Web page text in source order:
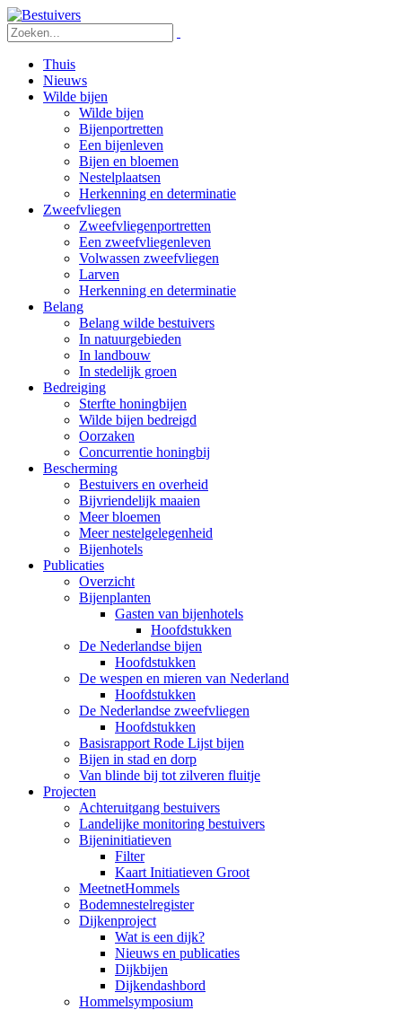
Thuis
Nieuws
Wilde bijen
Wilde bijen
Bijenportretten
Een bijenleven
Bijen en bloemen
Nestelplaatsen
Herkenning en determinatie
Zweefvliegen
Zweefvliegenportretten
Een zweefvliegenleven
Volwassen zweefvliegen
Larven
Herkenning en determinatie
Belang
Belang wilde bestuivers
In natuurgebieden
In landbouw
In stedelijk groen
Bedreiging
Sterfte honingbijen
Wilde bijen bedreigd
Oorzaken
Concurrentie honingbij
Bescherming
Bestuivers en overheid
Bijvriendelijk maaien
Meer bloemen
Meer nestelgelegenheid
Bijenhotels
Publicaties
Overzicht
Bijenplanten
Gasten van bijenhotels
Hoofdstukken
De Nederlandse bijen
Hoofdstukken
De wespen en mieren van Nederland
Hoofdstukken
De Nederlandse zweefvliegen
Hoofdstukken
Basisrapport Rode Lijst bijen
Bijen in stad en dorp
Van blinde bij tot zilveren fluitje
Projecten
Achteruitgang bestuivers
Landelijke monitoring bestuivers
Bijeninitiatieven
Filter
Kaart Initiatieven Groot
MeetnetHommels
Bodemnestelregister
Dijkenproject
Wat is een dijk?
Nieuws en publicaties
Dijkbijen
Dijkendashbord
Hommelsymposium